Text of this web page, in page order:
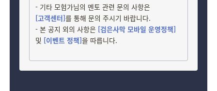
- 기타 모험가님의 멘토 관련 문의 사항은
[고객센터]를 통해 문의 주시기 바랍니다.
- 본 공지 외의 사항은 [검은사막 모바일 운영정책]
및 [이벤트 정책]을 따릅니다.